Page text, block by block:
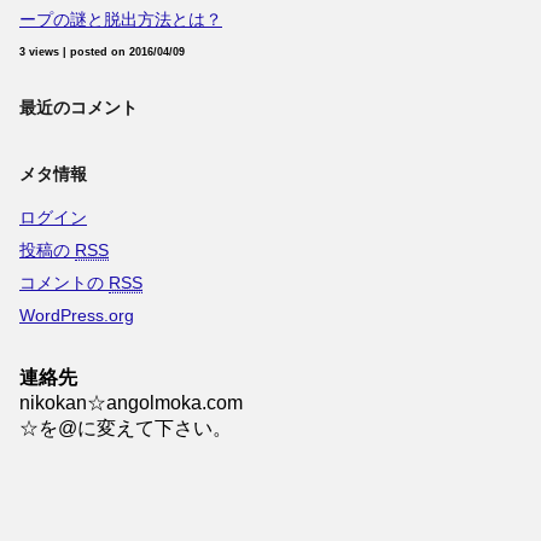
ープの謎と脱出方法とは？
3 views posted on 2016/04/09
最近のコメント
メタ情報
ログイン
投稿の RSS
コメントの RSS
WordPress.org
連絡先
nikokan☆angolmoka.com
☆を@に変えて下さい。